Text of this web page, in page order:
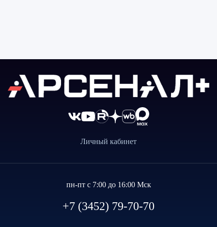
Личный кабинет
пн-пт с 7:00 до 16:00 Мск
+7 (3452) 79-70-70